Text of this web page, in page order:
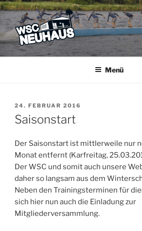
Zum
Inhalt
springen
WSC NEUHAUS
Der Verein mit dem Haus am See
Menü
VERÖFFENTLICHT
AM
24. FEBRUAR 2016
Saisonstart
Der Saisonstart ist mittlerweile nur
Monat entfernt (Karfreitag,
Der WSC und somit auch unsere
daher so langsam aus dem
Neben den Trainingsterminen für
sich hier nun auch die Einladung zur
Mitgliederversammlung.